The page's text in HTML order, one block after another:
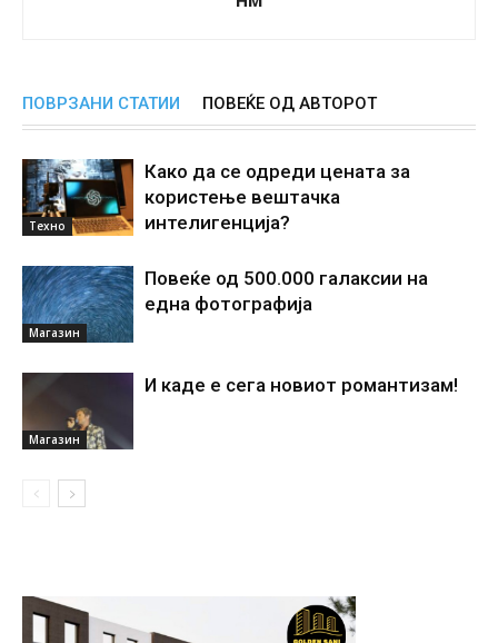
ПОВРЗАНИ СТАТИИ ПОВЕЌЕ ОД АВТОРОТ
Техно
Како да се одреди цената за
користење вештачка
интелигенциjа?
Магазин
Повеќе од 500.000 галаксии на
една фотографија
Магазин
И каде е сега новиот романтизам!